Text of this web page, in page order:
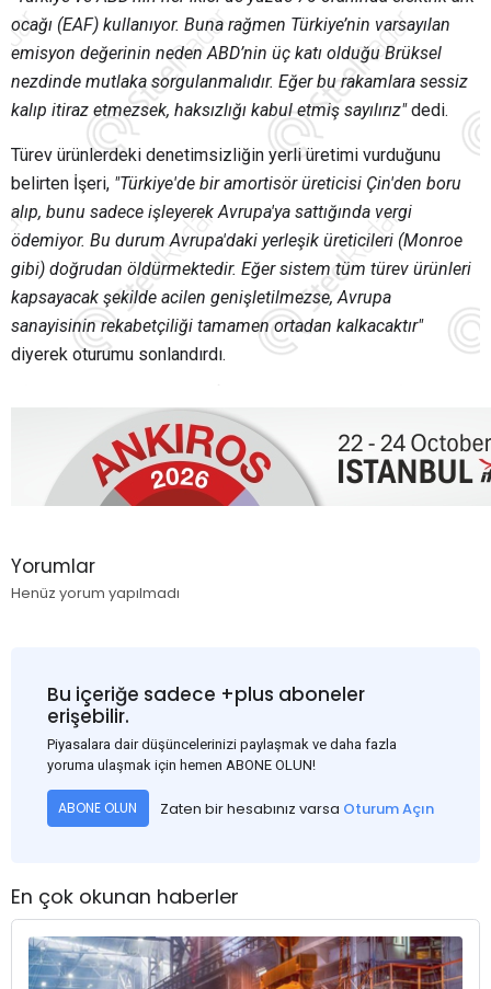
ocağı (EAF) kullanıyor. Buna rağmen Türkiye’nin varsayılan
emisyon değerinin neden ABD’nin üç katı olduğu Brüksel
nezdinde mutlaka sorgulanmalıdır. Eğer bu rakamlara sessiz
kalıp itiraz etmezsek, haksızlığı kabul etmiş sayılırız"dedi.
Türev ürünlerdeki denetimsizliğin yerli üretimi vurduğunu
belirten İşeri, "Türkiye'de bir amortisör üreticisi Çin'den boru
alıp, bunu sadece işleyerek Avrupa'ya sattığında vergi
ödemiyor. Bu durum Avrupa'daki yerleşik üreticileri (Monroe
gibi) doğrudan öldürmektedir. Eğer sistem tüm türev ürünleri
kapsayacak şekilde acilen genişletilmezse, Avrupa
sanayisinin rekabetçiliği tamamen ortadan kalkacaktır"
diyerek oturumu sonlandırdı.
Yorumlar
Henüz yorum yapılmadı
Bu içeriğe sadece +plus aboneler
erişebilir.
Piyasalara dair düşüncelerinizi paylaşmak ve daha fazla
yoruma ulaşmak için hemen ABONE OLUN!
ABONE OLUN Zaten bir hesabınız varsa Oturum Açın
En çok okunan haberler